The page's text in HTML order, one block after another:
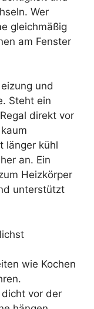
Wer
gleichmäßig
am Fenster
und
Steht ein
direkt vor
länger kühl
an. Ein
Heizkörper
unterstützt
wie Kochen
vor der